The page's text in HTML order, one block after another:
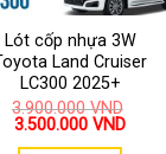
Lót cốp nhựa 3W
Land Cruiser
LC300 2025+
3.900.000VND
3.500.000 VND